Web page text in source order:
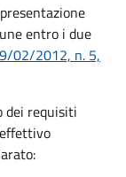
entro i due
02/2012, n. 5,
dei requisiti